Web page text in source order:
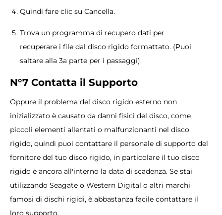
Quindi fare clic su Cancella.
Trova un programma di recupero dati per
recuperare i file dal disco rigido formattato. (Puoi
saltare alla 3a parte per i passaggi).
N°7 Contatta il Supporto
Oppure il problema del disco rigido esterno non
inizializzato è causato da danni fisici del disco, come
piccoli elementi allentati o malfunzionanti nel disco
rigido, quindi puoi contattare il personale di supporto del
fornitore del tuo disco rigido, in particolare il tuo disco
rigido è ancora all'interno la data di scadenza. Se stai
utilizzando Seagate o Western Digital o altri marchi
famosi di dischi rigidi, è abbastanza facile contattare il